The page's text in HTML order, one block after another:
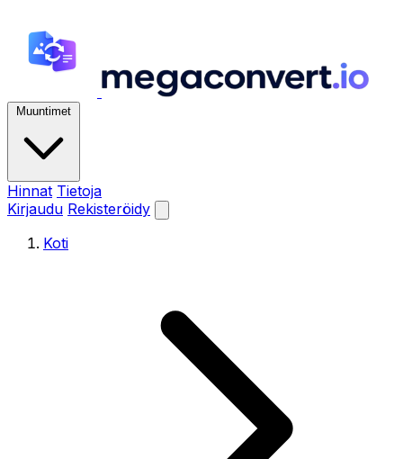
Muuntimet
Hinnat Tietoja
Kirjaudu Rekisteröidy
Koti